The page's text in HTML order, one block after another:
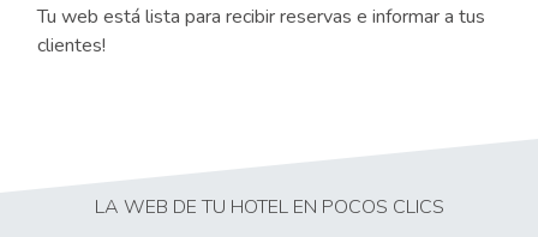
Tu web está lista para recibir reservas e informar a tus
clientes!
LA WEB DE TU HOTEL EN POCOS CLICS